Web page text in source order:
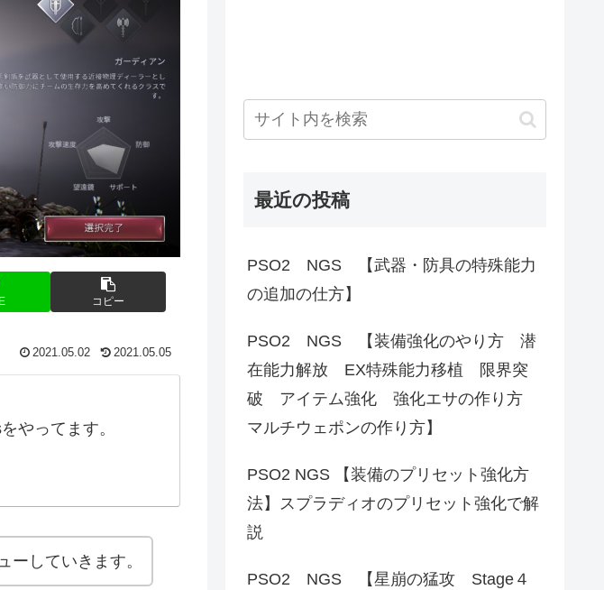
コピー
2021.05.02 2021.05.05
やってます。
していきます。
最近の投稿
PSO2 NGS 【武器・防具の特殊能力
の追加の仕方】
PSO2 NGS 【装備強化のやり方 潜
在能力解放 EX特殊能力移植 限界突
破 アイテム強化 強化エサの作り方
マルチウェポンの作り方】
PSO2 NGS 【装備のプリセット強化方
法】スプラディオのプリセット強化で解
説
PSO2 NGS 【星崩の猛攻 Stage４